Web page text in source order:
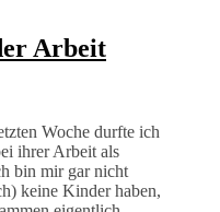
Arbeit
Woche durfte ich
ihrer Arbeit als
bin mir gar nicht
keine Kinder haben,